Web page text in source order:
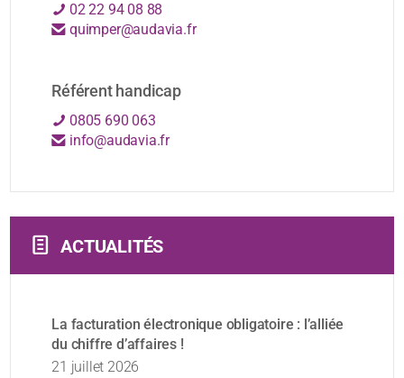
02 22 94 08 88
quimper@audavia.fr
Référent handicap
0805 690 063
info@audavia.fr
ACTUALITÉS
La facturation électronique obligatoire : l’alliée
du chiffre d’affaires !
21 juillet 2026